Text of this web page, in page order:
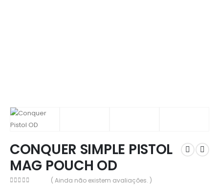
CONQUER SIMPLE PISTOL
MAG POUCH OD
( Ainda não existem avaliações. )